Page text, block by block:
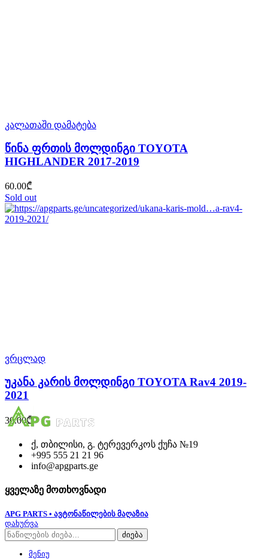
კალათაში დამატება
წინა ფრთის მოლდინგი TOYOTA
HIGHLANDER 2017-2019
60.00₾
Sold out
ვრცლად
უკანა კარის მოლდინგი TOYOTA Rav4 2019-
2021
30.00₾
ქ, თბილისი, გ. ტერევერკოს ქუჩა №19
+995 555 21 21 96
info@apgparts.ge
ყველაზე მოთხოვნადი
APG PARTS • ავტონაწილების მაღაზია
დახურვა
ძიება
მენიუ